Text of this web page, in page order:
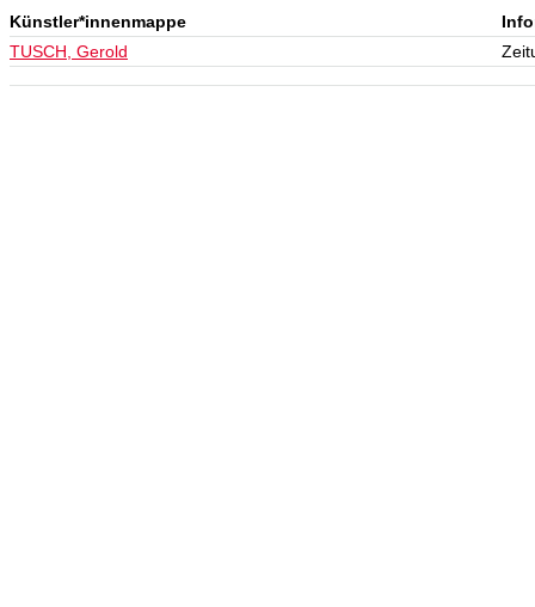
Künstler*innenmappe
TUSCH, Gerold